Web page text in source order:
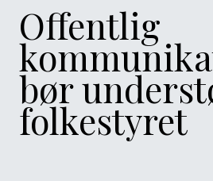
Offentlig
bør
folkestyret